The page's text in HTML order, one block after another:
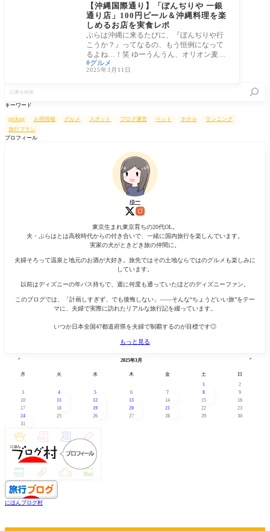
【沖縄国際通り】「ぼんぢりや 一銀
通り店」100円ビール＆沖縄料理を楽
しめるお店を実食レポ
ぷらは沖縄に来るたびに、『ぼんぢりや行
こうか？』ってなるの、もう恒例になって
るよね…！笑 ゆーうんうん、オリオン麦職
人が10
グルメ
2025年3月11日
を
索
キーワード
pickup お得情報 グルメ スポット ブログ運営 ペット ホテル
ランニング
旅行プラン
プロフィール
ゆー
東京生まれ東京育ちの20代OL。
夫・ぷらはとは高校時代からの付き合いで、一緒に国内旅行を楽しんでいます。
実家の犬がときどき旅の仲間に。
夫婦そろって温泉と地元のお酒が大好き。旅先ではその土地ならではのグルメも楽しみに
しています。
以前はディズニーの年パス持ちで、週に何度も通っていたほどのディズニーファン。
このブログでは、「計画しすぎず、でも後悔しない」——そんな“ちょうどいい旅”をテー
マに、夫婦で実際に訪れたリアルな旅行記を綴っています。
いつか日本全国47都道府県を夫婦で制覇するのが目標です◎
もっと見る
2025年3月
月 火 水 木 金 土
日
1
2
3
4 5 6 7 8
9
10
11 12 13 14 15
16
17
18 19 20 21 22
23
24
25 26 27 28 29
30
31
にほんブログ村